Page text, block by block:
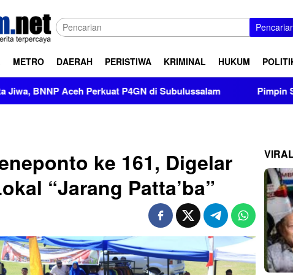
METRO DAERAH PERISTIWA KRIMINAL HUKUM
di Subulussalam Pimpin Sertijab dan Alih Kodal Tiga
ke 161, Digelar
“Jarang Patta’ba”